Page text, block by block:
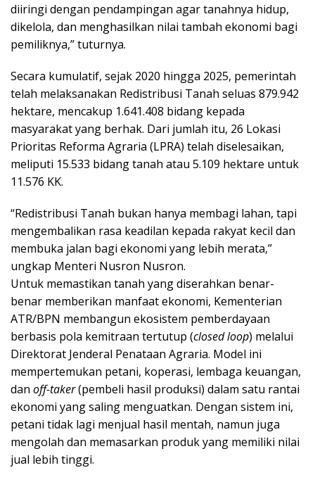
diiringi dengan pendampingan agar tanahnya hidup,
dikelola, dan menghasilkan nilai tambah ekonomi bagi
pemiliknya,” tuturnya.
Secara kumulatif, sejak 2020 hingga 2025, pemerintah
telah melaksanakan Redistribusi Tanah seluas 879.942
hektare, mencakup 1.641.408 bidang kepada
masyarakat yang berhak. Dari jumlah itu, 26 Lokasi
Prioritas Reforma Agraria (LPRA) telah diselesaikan,
meliputi 15.533 bidang tanah atau 5.109 hektare untuk
11.576 KK.
“Redistribusi Tanah bukan hanya membagi lahan, tapi
mengembalikan rasa keadilan kepada rakyat kecil dan
membuka jalan bagi ekonomi yang lebih merata,”
ungkap Menteri Nusron Nusron.
Untuk memastikan tanah yang diserahkan benar-
benar memberikan manfaat ekonomi, Kementerian
ATR/BPN membangun ekosistem pemberdayaan
berbasis pola kemitraan tertutup (closed loop) melalui
Direktorat Jenderal Penataan Agraria. Model ini
mempertemukan petani, koperasi, lembaga keuangan,
dan off-taker(pembeli hasil produksi) dalam satu rantai
ekonomi yang saling menguatkan. Dengan sistem ini,
petani tidak lagi menjual hasil mentah, namun juga
mengolah dan memasarkan produk yang memiliki nilai
jual lebih tinggi.